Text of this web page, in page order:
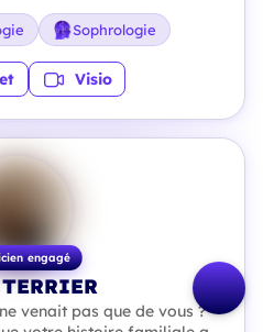
Sophrologie
Visio
engagé
venait pas que de vous ?